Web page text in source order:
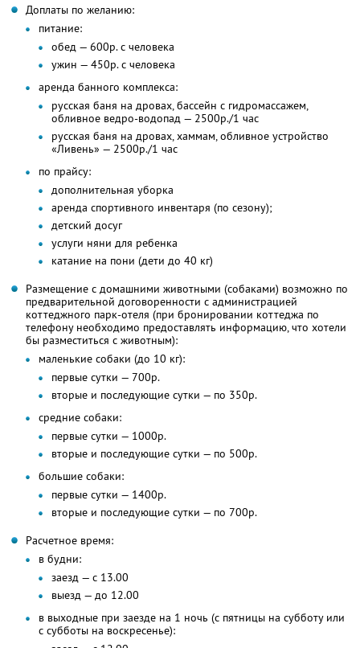
Доплаты по желанию:
питание:
обед — 600р. с человека
ужин — 450р. с человека
аренда банного комплекса:
русская баня на дровах, бассейн с гидромассажем,
обливное ведро-водопад — 2500р./1 час
русская баня на дровах, хаммам, обливное устройство
«Ливень» — 2500р./1 час
по прайсу:
дополнительная уборка
аренда спортивного инвентаря (по сезону);
детский досуг
услуги няни для ребенка
катание на пони (дети до 40 кг)
Размещение с домашними животными (собаками) возможно по
предварительной договоренности с администрацией
коттеджного парк-отеля (при бронировании коттеджа по
телефону необходимо предоставлять информацию, что хотели
бы разместиться с животным):
маленькие собаки (до 10 кг):
первые сутки — 700р.
вторые и последующие сутки — по 350р.
средние собаки:
первые сутки — 1000р.
вторые и последующие сутки — по 500р.
большие собаки:
первые сутки — 1400р.
вторые и последующие сутки — по 700р.
Расчетное время:
в будни:
заезд — с 13.00
выезд — до 12.00
в выходные при заезде на 1 ночь (с пятницы на субботу или
с субботы на воскресенье):